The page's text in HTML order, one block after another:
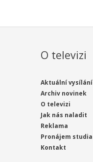
O televizi
Aktuální vysílání
Archiv novinek
O televizi
Jak nás naladit
Reklama
Pronájem studia
Kontakt